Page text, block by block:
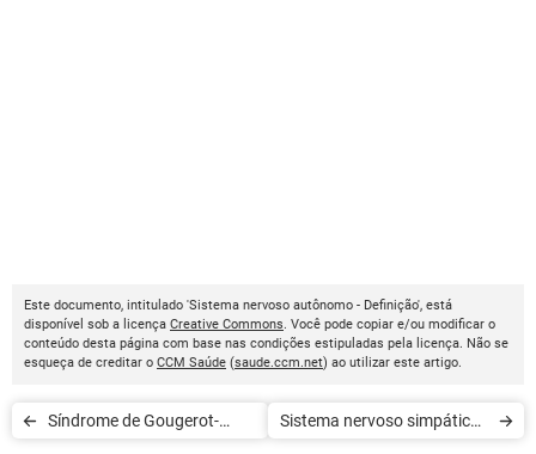
Este documento, intitulado 'Sistema nervoso autônomo - Definição', está
disponível sob a licença Creative Commons. Você pode copiar e/ou modificar o
conteúdo desta página com base nas condições estipuladas pela licença. Não se
esqueça de creditar o CCM Saúde (saude.ccm.net) ao utilizar este artigo.
Síndrome de Gougerot-
Sistema nervoso simpático -